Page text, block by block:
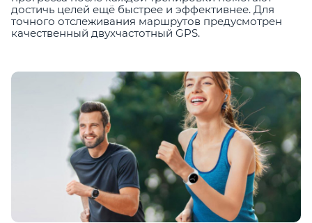
достичь целей ещё быстрее и эффективнее. Для
точного отслеживания маршрутов предусмотрен
качественный двухчастотный GPS.